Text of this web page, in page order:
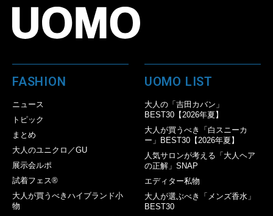
FASHION
ニュース
トピック
まとめ
大人のユニクロ／GU
展示会ルポ
試着フェス®︎
大人が買うべきハイブランド小
物
UOMO LIST
大人の「吉田カバン」
BEST30【2026年夏】
大人が買うべき「白スニーカ
ー」BEST30【2026年夏】
人気サロンが考える「大人ヘア
の正解」SNAP
エディター私物
大人が選ぶべき「メンズ香水」
BEST30